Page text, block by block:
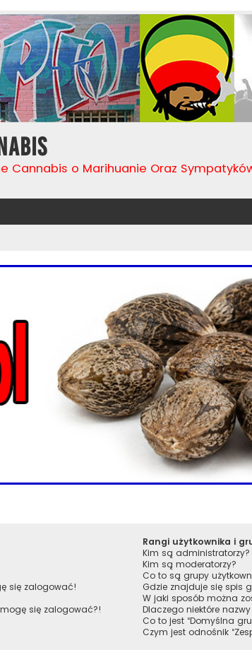
Cannabis o Marihuanie Oraz
się zalogować!
się zalogować?!
Rangi użytkownika i
Kim są administratorzy?
Kim są moderatorzy?
Co to są grupy
Gdzie znajduje się spis
W jaki sposób można
Dlaczego niektóre
Co to jest “Domyślna
Czym jest odnośnik